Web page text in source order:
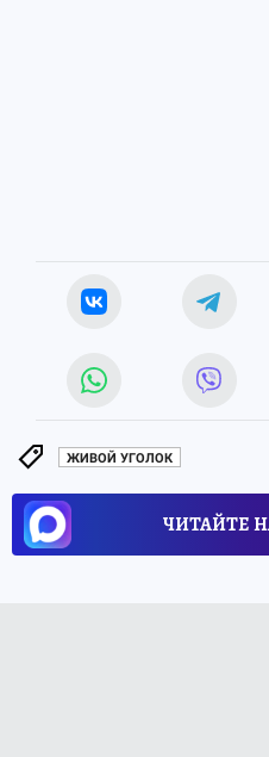
ЖИВОЙ УГОЛОК
ЧИТАЙТЕ